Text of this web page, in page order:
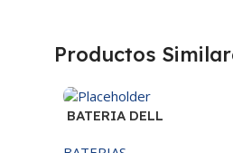
Productos
BATERIA DELL